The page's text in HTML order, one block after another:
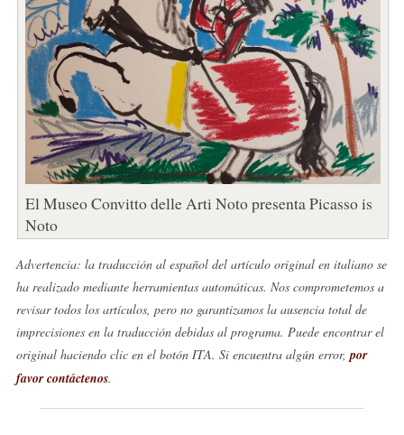
El Museo Convitto delle Arti Noto presenta Picasso is
Noto
Advertencia: la traducción al español del artículo original en italiano se
ha realizado mediante herramientas automáticas. Nos comprometemos a
revisar todos los artículos, pero no garantizamos la ausencia total de
imprecisiones en la traducción debidas al programa. Puede encontrar el
original haciendo clic en el botón ITA. Si encuentra algún error, por
favor contáctenos.